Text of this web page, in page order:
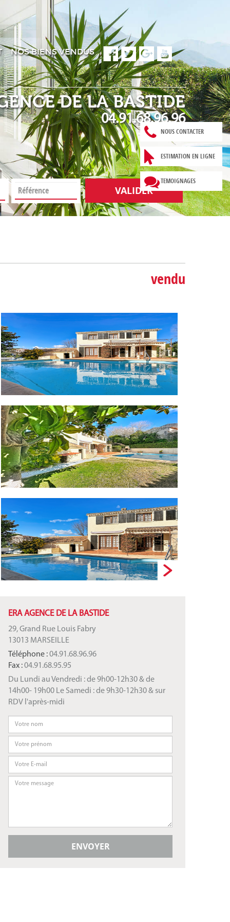
NOUS CONTACTER
ESTIMATION EN LIGNE
TEMOIGNAGES
NOS BIENS VENDUS
DE LA BASTIDE
04.91.68.96.96
VALIDER
vendu
ERA AGENCE DE LA BASTIDE
29, Grand Rue Louis Fabry
13013 MARSEILLE
Téléphone :04.91.68.96.96
Fax :04.91.68.95.95
Du Lundi au Vendredi : de 9h00-12h30 & de
14h00- 19h00 Le Samedi : de 9h30-12h30 & sur
RDV l'après-midi